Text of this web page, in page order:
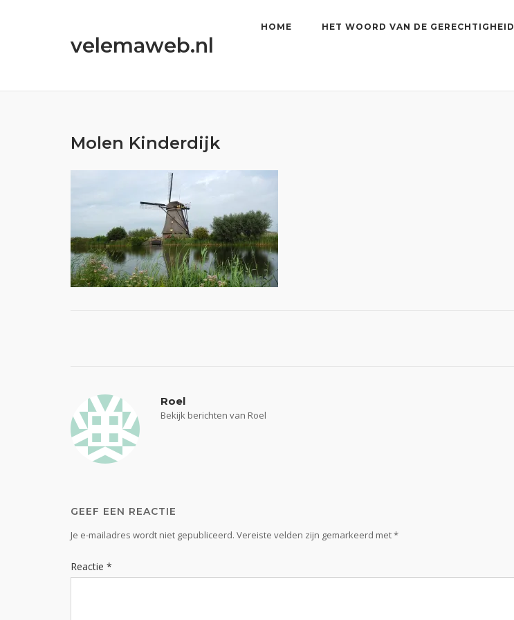
velemaweb.nl
HOME HET WOORD VAN DE GERECHTIGHEID
Molen Kinderdijk
Roel
Bekijk berichten van Roel
GEEF EEN REACTIE
Je e-mailadres wordt niet gepubliceerd. Vereiste velden zijn gemarkeerd met*
Reactie *